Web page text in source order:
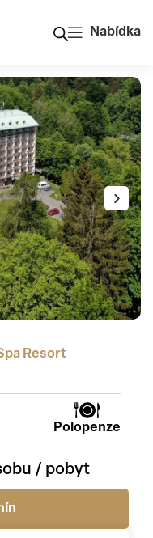
Nabídka
Resort
Polopenze